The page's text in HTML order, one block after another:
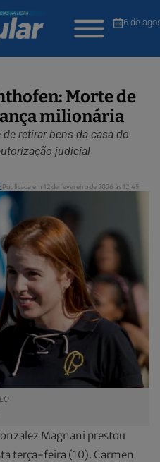
6 de
Morte de
milionária
retirar bens da casa do
judicial
Publicada em 12 de fevereiro de 2026 às 12:45
Magnani prestou
terça-feira (10). Carmen